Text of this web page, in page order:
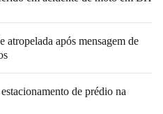
atropelada após mensagem de
de prédio na